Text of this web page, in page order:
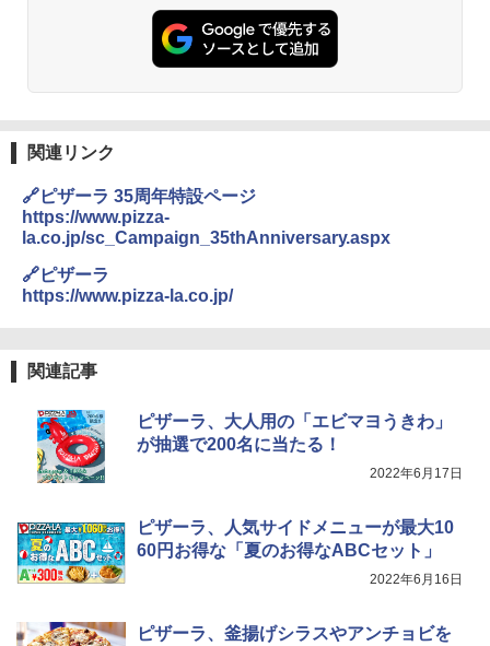
関連リンク
🔗ピザーラ 35周年特設ページ
https://www.pizza-
la.co.jp/sc_Campaign_35thAnniversary.aspx
🔗ピザーラ
https://www.pizza-la.co.jp/
関連記事
ピザーラ、大人用の「エビマヨうきわ」
が抽選で200名に当たる！
2022年6月17日
ピザーラ、人気サイドメニューが最大10
60円お得な「夏のお得なABCセット」
2022年6月16日
ピザーラ、釜揚げシラスやアンチョビを